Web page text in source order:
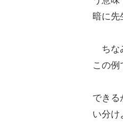
暗に先
ちな
この例
できる
い分け